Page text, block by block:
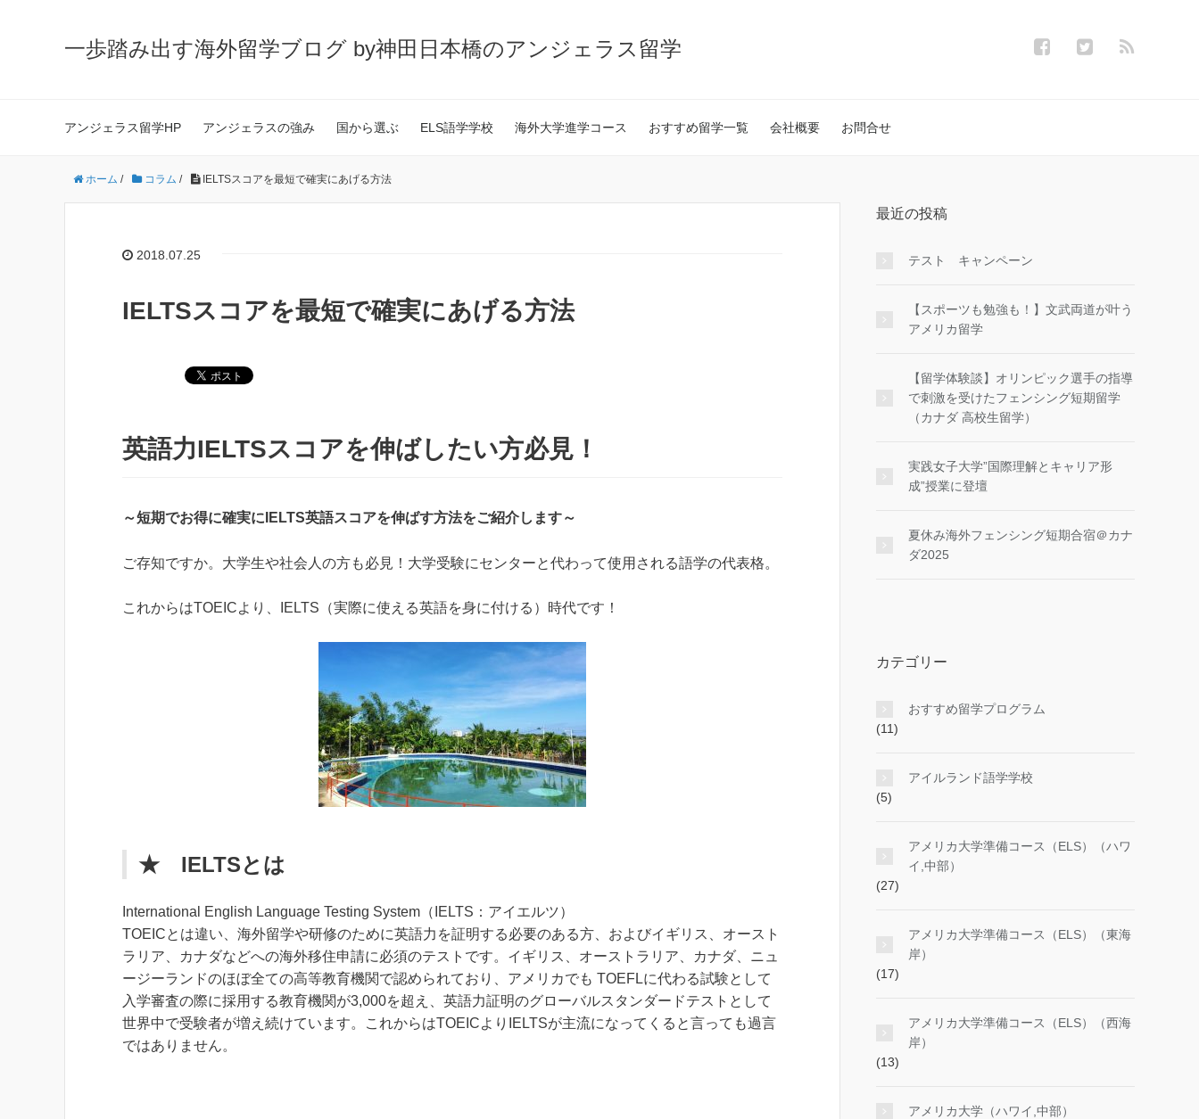
一歩踏み出す海外留学ブログ by神田日本橋のアンジェラス留学
アンジェラス留学HP アンジェラスの強み 国から選ぶ ELS語学学校 海外大学進学コース おすすめ留学一覧 会社概要 お問合せ
ホーム / コラム / IELTSスコアを最短で確実にあげる方法
2018.07.25
IELTSスコアを最短で確実にあげる方法
英語力IELTSスコアを伸ばしたい方必見！
～短期でお得に確実にIELTS英語スコアを伸ばす方法をご紹介します～
ご存知ですか。大学生や社会人の方も必見！大学受験にセンターと代わって使用される語学の代表格。
これからはTOEICより、IELTS（実際に使える英語を身に付ける）時代です！
★ IELTSとは
International English Language Testing System（IELTS：アイエルツ）
TOEICとは違い、海外留学や研修のために英語力を証明する必要のある方、およびイギリス、オースト
ラリア、カナダなどへの海外移住申請に必須のテストです。イギリス、オーストラリア、カナダ、ニュ
ージーランドのほぼ全ての高等教育機関で認められており、アメリカでも TOEFLに代わる試験として
入学審査の際に採用する教育機関が3,000を超え、英語力証明のグローバルスタンダードテストとして
世界中で受験者が増え続けています。これからはTOEICよりIELTSが主流になってくると言っても過言
ではありません。
最近の投稿
テスト キャンペーン
【スポーツも勉強も！】文武両道が叶う
アメリカ留学
【留学体験談】オリンピック選手の指導
で刺激を受けたフェンシング短期留学
（カナダ 高校生留学）
実践女子大学”国際理解とキャリア形
成”授業に登壇
夏休み海外フェンシング短期合宿＠カナ
ダ2025
カテゴリー
おすすめ留学プログラム
(11)
アイルランド語学学校
(5)
アメリカ大学準備コース（ELS）（ハワ
イ,中部）
(27)
アメリカ大学準備コース（ELS）（東海
岸）
(17)
アメリカ大学準備コース（ELS）（西海
岸）
(13)
アメリカ大学（ハワイ,中部）